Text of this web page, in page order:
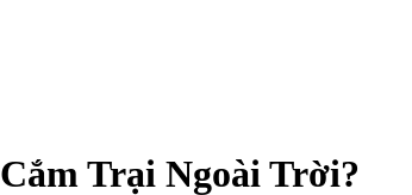
Trại Ngoài Trời?